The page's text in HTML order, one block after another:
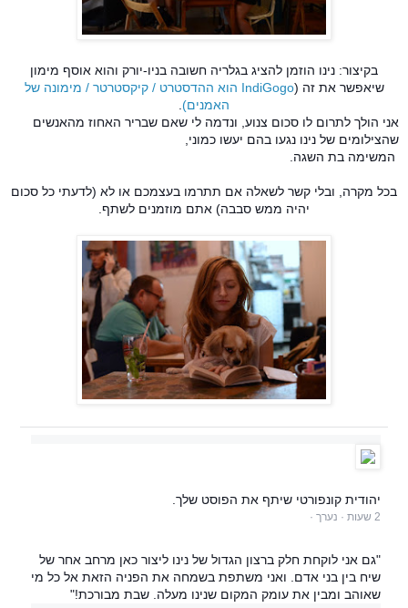
בקיצור: נינו הוזמן להציג בגלריה חשובה בניו-יורק והוא אוסף מימון
שיאפשר את זה (
IndiGogo הוא ההדסטרט / קיקסטרטר / מימונה של
האמנים)
אני הולך לתרום לו סכום צנוע, ונדמה לי שאם שבריר האחוז מהאנשים
שהצילומים של נינו נגעו בהם יעשו כמוני,
המשימה בת השגה.
בכל מקרה, ובלי קשר לשאלה אם תתרמו בעצמכם או לא (לדעתי כל סכום
יהיה ממש סבבה) אתם מוזמנים לשתף.
‏יהודית קונפורטי‏ שיתף את ה‏פוסט‏ שלך.
· נערך ·
"גם אני לוקחת חלק ברצון הגדול של נינו ליצור כאן מרחב אחר של
שיח בין בני אדם. ואני משתפת בשמחה את הפניה הזאת אל כל מי
שאוהב ומבין את עומק המקום שנינו מעלה. שבת מבורכת!"